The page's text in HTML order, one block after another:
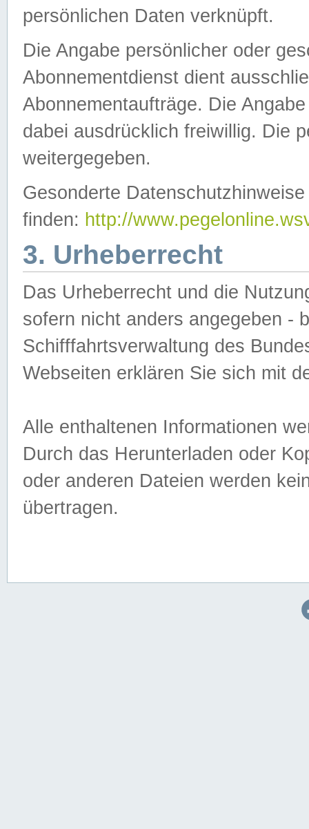
persönlichen Daten verknüpft.
Die Angabe persönlicher oder
Abonnementdienst dient
Abonnementaufträge. Die
dabei ausdrücklich freiwillig. Die
weitergegeben.
Gesonderte
finden: http://
3. Urheberrecht
Das Urheberrecht und die
sofern nicht anders angegeben -
Schifffahrtsverwaltung des
Webseiten erklären Sie sich mit
Alle enthaltenen Informationen
Durch das Herunterladen oder
oder anderen Dateien werden
übertragen.